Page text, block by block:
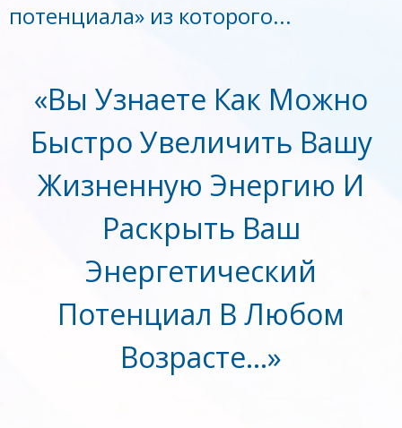
потенциала» из которого...
«Вы Узнаете Как Можно
Быстро Увеличить Вашу
Жизненную Энергию И
Раскрыть Ваш
Энергетический
Потенциал В Любом
Возрасте…»